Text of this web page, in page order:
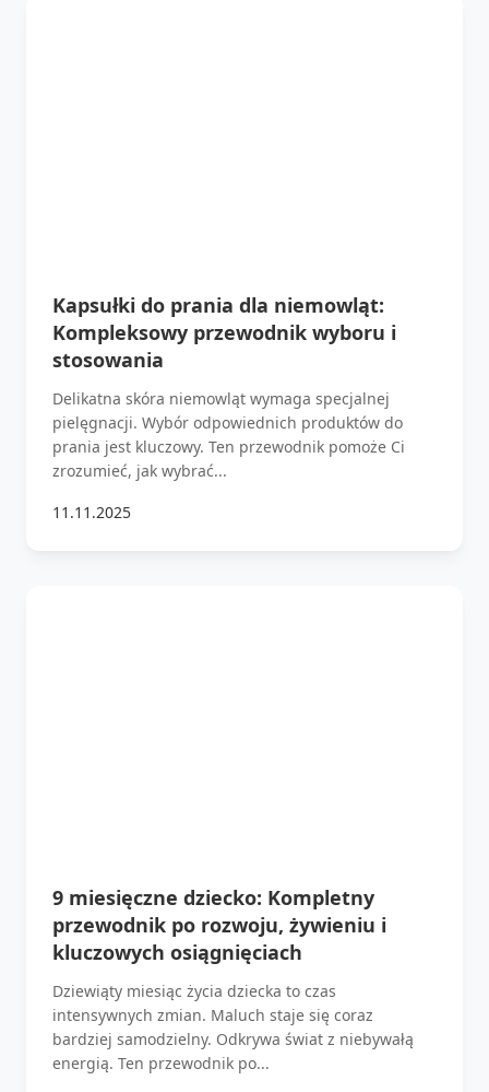
Kapsułki do prania dla niemowląt:
Kompleksowy przewodnik wyboru i
stosowania
Delikatna skóra niemowląt wymaga specjalnej
pielęgnacji. Wybór odpowiednich produktów do
prania jest kluczowy. Ten przewodnik pomoże Ci
zrozumieć, jak wybrać...
11.11.2025
9 miesięczne dziecko: Kompletny
przewodnik po rozwoju, żywieniu i
kluczowych osiągnięciach
Dziewiąty miesiąc życia dziecka to czas
intensywnych zmian. Maluch staje się coraz
bardziej samodzielny. Odkrywa świat z niebywałą
energią. Ten przewodnik po...